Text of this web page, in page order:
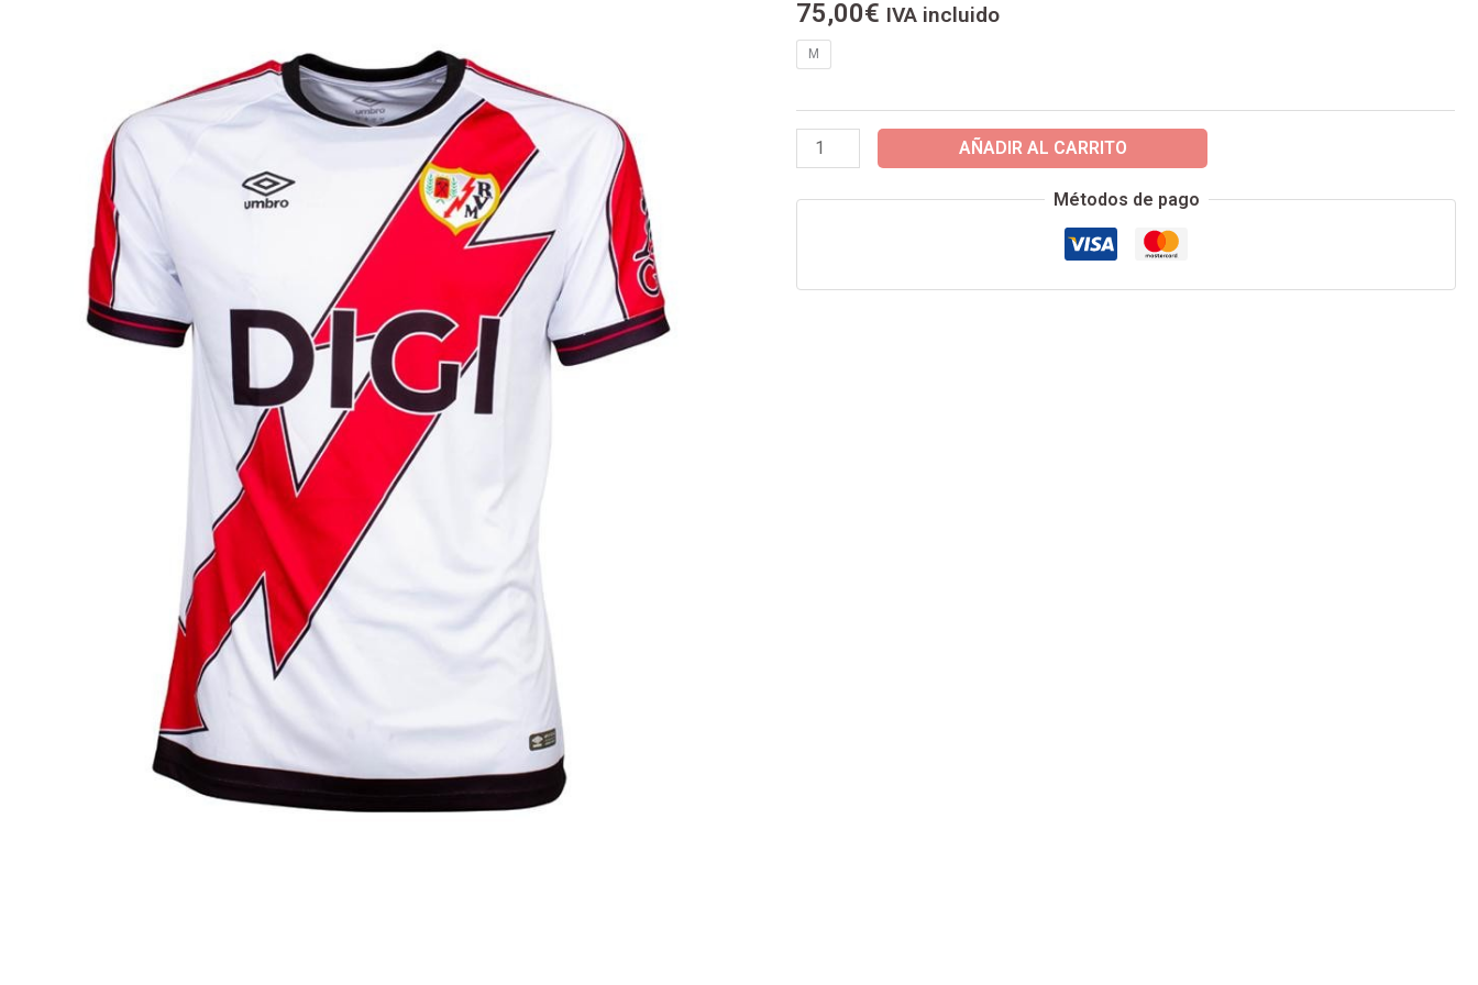
75,00€ IVA incluido
M
1ªEQUIPACION
RAYO
25/26
cantidad
AÑADIR AL CARRITO
Métodos de pago